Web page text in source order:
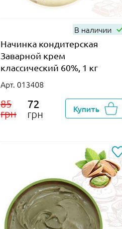
В наличии
Начинка кондитерская
Заварной крем
классический 60%, 1 кг
Арт. 013408
85
грн
72
грн Купить